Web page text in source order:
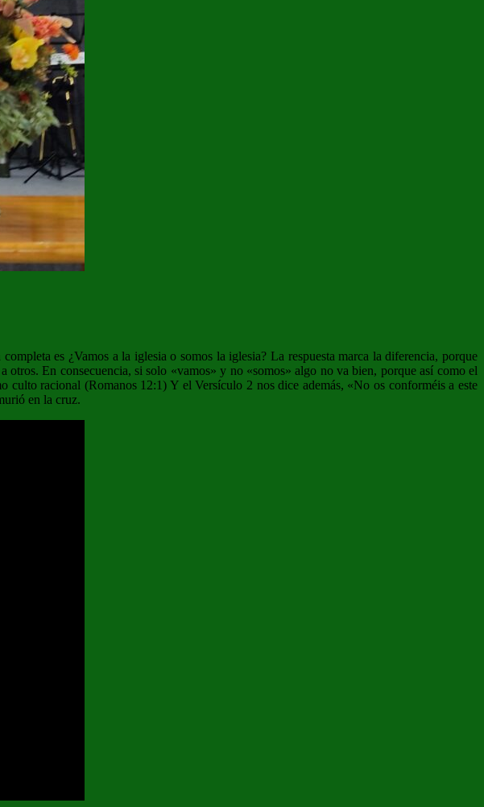
es ¿Vamos a la iglesia o somos la iglesia? La respuesta marca la diferencia, porque
otros. En consecuencia, si solo «vamos» y no «somos» algo no va bien, porque así como el
racional (Romanos 12:1) Y el Versículo 2 nos dice además, «No os conforméis a este
en la cruz.